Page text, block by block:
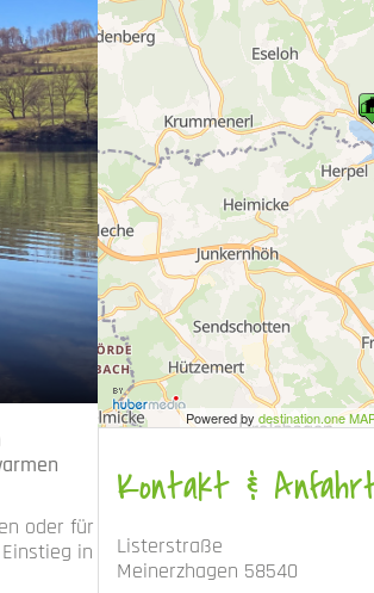
Badestelle Hunswinkel, Listertalsperre
Foto:CC-BY-SA , Stadt
oder für
in
Powered by destination.one
Kontakt &
Listerstraße
Meinerzhagen 58540